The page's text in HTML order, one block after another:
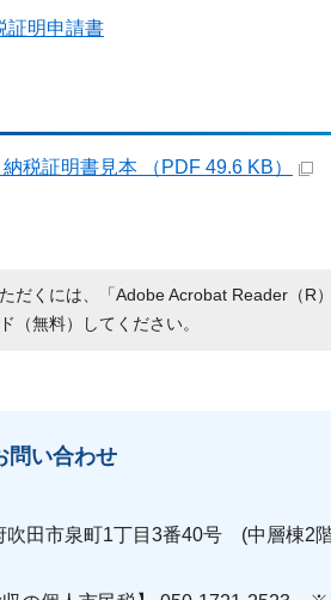
証明申請書
税証明書見本 （PDF 49.6 KB）
だくには、「Adobe Acrobat Reader（R
（無料）してください。
問い合わせ
田市泉町1丁目3番40号 (中層棟2